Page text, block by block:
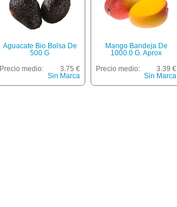
Aguacate Bio Bolsa De
500 G
Precio medio:
3.75 €
Sin Marca
Mango Bandeja De
1000.0 G. Aprox
Precio medio:
3.39 €
Sin Marca